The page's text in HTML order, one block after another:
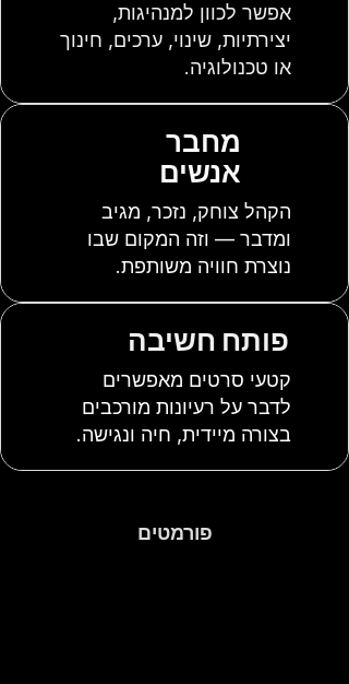
אפשר לכוון למנהיגות,
יצירתיות, שינוי, ערכים, חינוך
או טכנולוגיה.
מחבר
אנשים
הקהל צוחק, נזכר, מגיב
ומדבר — וזה המקום שבו
נוצרת חוויה משותפת.
פותח חשיבה
קטעי סרטים מאפשרים
לדבר על רעיונות מורכבים
בצורה מיידית, חיה ונגישה.
פורמטים